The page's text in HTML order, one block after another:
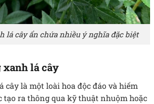
lá cây ẩn chứa nhiều ý nghĩa đặc biệt
xanh lá cây
cây là một loài hoa độc đáo và hiếm
tạo ra thông qua kỹ thuật nhuộm hoặc